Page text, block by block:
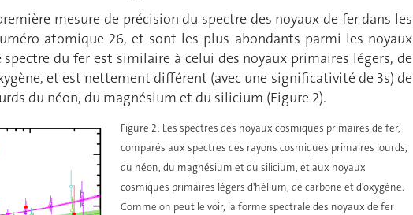
mesure de précision du spectre des noyaux de fer dans les
atomique 26, et sont les plus abondants parmi les noyaux
du fer est similaire à celui des noyaux primaires légers, de
et est nettement différent (avec une significativité de 3s) de
du néon, du magnésium et du silicium (Figure 2).
Figure 2: Les spectres des noyaux cosmiques primaires de fer,
comparés aux spectres des rayons cosmiques primaires lourds,
du néon, du magnésium et du silicium, et aux noyaux
cosmiques primaires légers d'hélium, de carbone et d'oxygène.
Comme on peut le voir, la forme spectrale des noyaux de fer